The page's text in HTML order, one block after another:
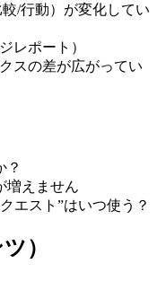
/行動）が変化してい
レポート）
スの差が広がってい
？
増えません
エスト”はいつ使う？
）